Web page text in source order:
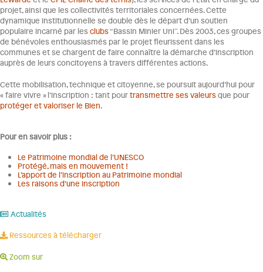
projet, ainsi que les collectivités territoriales concernées. Cette
dynamique institutionnelle se double dès le départ d’un soutien
populaire incarné par lesclubs“Bassin Minier Uni”. Dès 2003, ces groupes
de bénévoles enthousiasmés par le projet fleurissent dans les
communes et se chargent de faire connaître la démarche d’inscription
auprès de leurs concitoyens à travers différentes actions.
Cette mobilisation, technique et citoyenne, se poursuit aujourd’hui pour
« faire vivre » l’inscription : tant pourtransmettre ses valeursque pour
protéger et valoriser le Bien.
Pour en savoir plus :
Le Patrimoine mondial de l’UNESCO
Protégé, mais en mouvement !
L’apport de l’inscription au Patrimoine mondial
Les raisons d’une inscription
Actualités
Ressources à télécharger
Zoom sur